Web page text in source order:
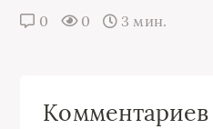
0 0 3 мин.
Комментариев